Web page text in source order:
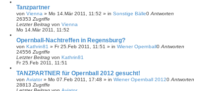
Tanzpartner
von Vienna » Mo 14.Mär 2011, 11:52 » in Sonstige Bälle0 Antworten
26353 Zugriffe
Letzter Beitrag von Vienna
Mo 14.Mär 2011, 11:52
Opernball-Nachtreffen in Regensburg?
von Kathrin81 » Fr 25.Feb 2011, 11:51 » in Wiener Opernball0 Antworten
24556 Zugriffe
Letzter Beitrag von Kathrin81
Fr 25.Feb 2011, 11:51
TANZPARTNER für Opernball 2012 gesucht!
von Aviator» Mo 07.Feb 2011, 17:48 » in Wiener Opernball 20120 Antworten
28813 Zugriffe